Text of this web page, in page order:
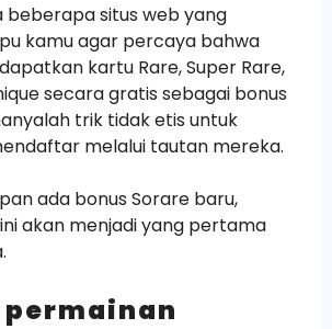
beberapa situs web yang
kamu agar percaya bahwa
kartu Rare, Super Rare,
secara gratis sebagai bonus
trik tidak etis untuk
melalui tautan mereka.
ada bonus Sorare baru,
akan menjadi yang pertama